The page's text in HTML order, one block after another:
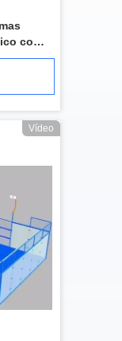
com
Vídeo
Tipo de borracha resistente das telhas da espessura da pista de atletismo 10mm da abrasão EPDM
Anti material altamente à prova de intempéries UV da pista de atletismo EPDM da tartã